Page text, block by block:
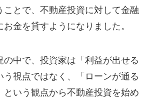
ことで、不動産投資に対して金融
金を貸すようになりました。
の中で、投資家は「利益が出せる
う視点ではなく、「ローンが通る
という観点から不動産投資を始め